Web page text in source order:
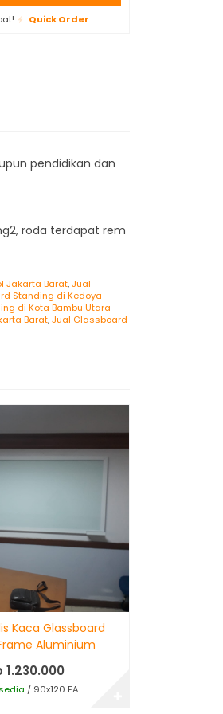
Quick Order
pendidikan dan
roda terdapat rem
Jakarta Barat,Jual
Standing di Kedoya
di Kota Bambu Utara
Barat,Jual Glassboard
Kaca Glassboard
Aluminium
1.230.000
/ 90x120 FA